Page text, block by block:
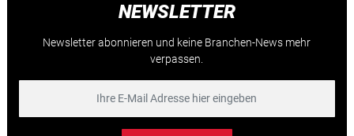
NEWSLETTER
Newsletter abonnieren und keine Branchen-News mehr
verpassen.